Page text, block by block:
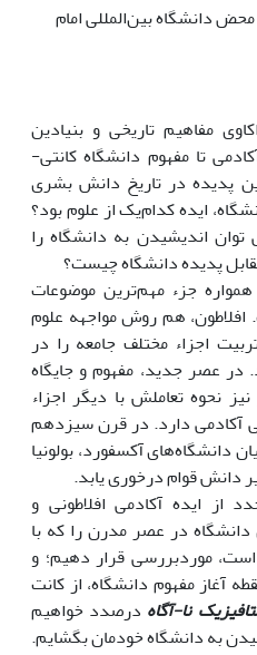
دانشگاه بین‌المللی امام
مفاهیم تاریخی و بنیادین
تا مفهوم دانشگاه کانتی-
پدیده در تاریخ دانش بشری
ایده کدام‌یک از علوم بود؟
اندیشیدن به دانشگاه را
پدیده دانشگاه چیست؟
همواره جزء مهم‌ترین موضوعات
افلاطون، هم روش مواجهه علوم
اجزاء مختلف جامعه را در
در عصر جدید، مفهوم و جایگاه
نحوه تعاملش با دیگر اجزاء
آکادمی دارد. در قرن سیزدهم
دانشگاه‌های آکسفورد، بولونیا
قوام درخوری یابد.
از ایده آکادمی افلاطونی و
در عصر مدرن را که با
موردبررسی قرار دهیم؛ و
آغاز مفهوم دانشگاه، از کانت
نا-آگاه درصدد خواهیم
به دانشگاه خودمان بگشایم.